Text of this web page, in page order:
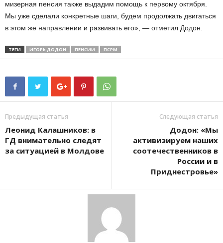
мизерная пенсия также выдадим помощь к первому октября.
Мы уже сделали конкретные шаги, будем продолжать двигаться
в этом же направлении и развивать его», — отметил Додон.
ТЕГИ ИГОРЬ ДОДОН ПЕНСИИ ПСРМ
Предыдущая статья
Леонид Калашников: в
ГД внимательно следят
за ситуацией в Молдове
Следующая статья
Додон: «Мы
активизируем наших
соотечественников в
России и в
Приднестровье»